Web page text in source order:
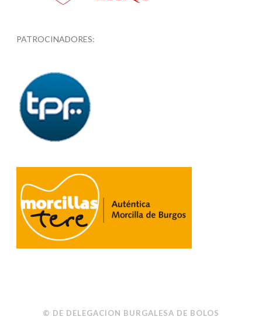
PATROCINADORES:
© DE DELEGACION BURGALESA DE BOLOS